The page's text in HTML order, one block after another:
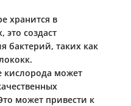
хранится в
создаст
бактерий, таких как
кислорода может
может привести к